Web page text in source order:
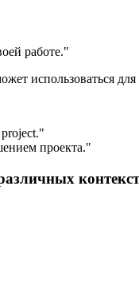
работе."
использоваться для
"
проекта."